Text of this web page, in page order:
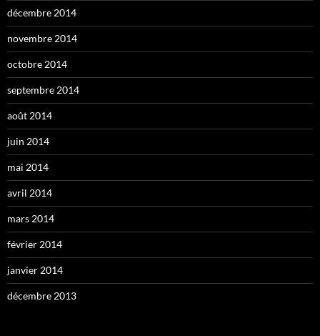
décembre 2014
novembre 2014
octobre 2014
septembre 2014
août 2014
juin 2014
mai 2014
avril 2014
mars 2014
février 2014
janvier 2014
décembre 2013